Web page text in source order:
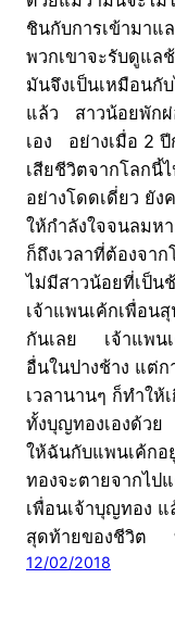
ชินกับการเข้ามาแ
พวกเขาจะรับดูแล
มันจึงเป็นเหมือนกั
แล้ว สาวน้อยพักผ่
เอง อย่างเมื่อ 2
เสียชีวิตจากโลกนี้
อย่างโดดเดี่ยว ยั
ให้กำลังใจจนลมห
ก็ถึงเวลาที่ต้องจา
ไม่มีสาวน้อยที่เป็น
เจ้าแพนเค้กเพื่อน
กันเลย เจ้าแพนเ
อื่นในปางช้าง แต่
เวลานานๆ ก็ทำใ
ทั้งบุญทองเองด้ว
ให้ฉันกับแพนเค้ก
ทองจะตายจากไป
เพื่อนเจ้าบุญทอง
สุดท้ายของชีวิต
12/02/2018